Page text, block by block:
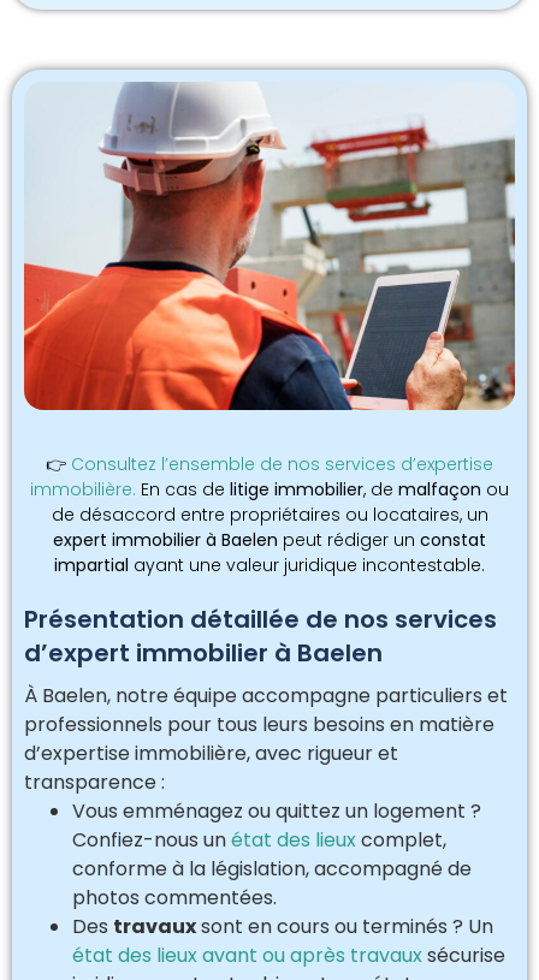
Présentation détaillée de nos services
d’expert immobilier à Baelen
À Baelen, notre équipe accompagne particuliers et
professionnels pour tous leurs besoins en matière
d’expertise immobilière, avec rigueur et
transparence :
Vous emménagez ou quittez un logement ?
Confiez-nous unétat des lieuxcomplet,
conforme à la législation, accompagné de
photos commentées.
Des travauxsont en cours ou terminés ? Un
état des lieux avant ou après travauxsécurise
👉 Consultez l’ensemble de nos services d’expertise
immobilière. En cas de litige immobilier, de malfaçon ou
de désaccord entre propriétaires ou locataires, un
expert immobilier à Baelen peut rédiger un constat
impartial ayant une valeur juridique incontestable.